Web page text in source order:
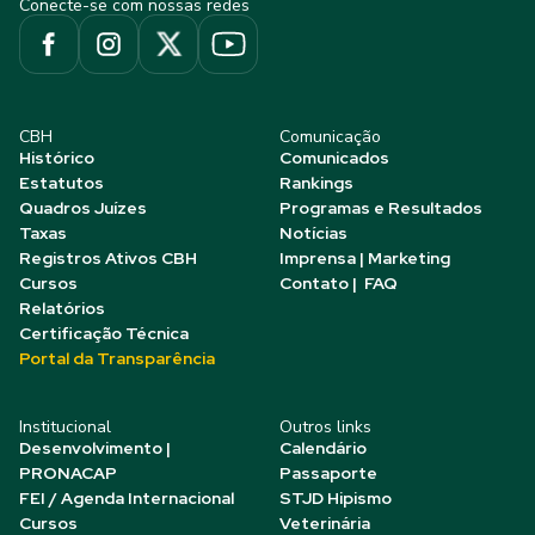
Conecte-se com nossas redes
CBH
Histórico
Estatutos
Quadros Juízes
Taxas
Registros Ativos CBH
Cursos
Relatórios
Certificação Técnica
Portal da Transparência
Comunicação
Comunicados
Rankings
Programas e Resultados
Notícias
Imprensa | Marketing
Contato | FAQ
Institucional
Desenvolvimento |
PRONACAP
FEI / Agenda Internacional
Cursos
Outros links
Calendário
Passaporte
STJD Hipismo
Veterinária